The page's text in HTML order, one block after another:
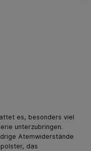
es, besonders viel
unterzubringen.
Atemwiderstände
das